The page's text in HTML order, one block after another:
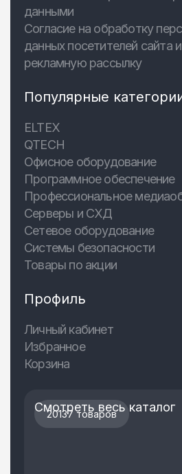
данными
Согласие на обработку
данных посетителей сайта
рекламную рассылку
Популярные
ELTEX
QTECH
Офисное оборудование
Программное обеспечение
Профессиональное
Серверы и СХД
Сетевое оборудование
Системы безопасности
Товары по акции
Профиль
Личный кабинет
Избранное
Корзина
20137 товаров
Смотреть весь каталог